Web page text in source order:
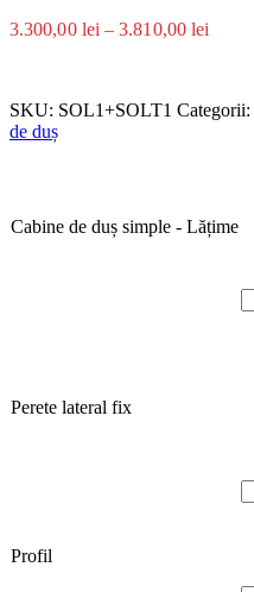
3.300,00 lei –3.810,00 lei
SKU: SOL1+SOLT1 Categorii:
de duș
Cabine de duș simple - Lățime
Perete lateral fix
Profil